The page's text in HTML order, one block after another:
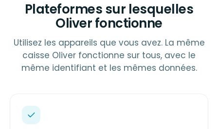
Plateformes sur lesquelles
Oliver fonctionne
Utilisez les appareils que vous avez. La même
caisse Oliver fonctionne sur tous, avec le
même identifiant et les mêmes données.